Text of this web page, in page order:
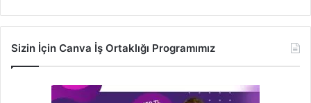
Sizin İçin Canva İş Ortaklığı Programımız